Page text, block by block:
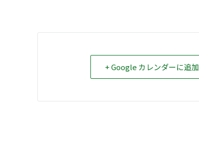
+ Google カレンダーに追加